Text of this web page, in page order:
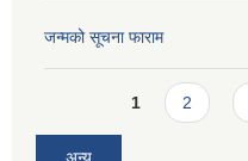
जन्मको सूचना फाराम
Pages1 2